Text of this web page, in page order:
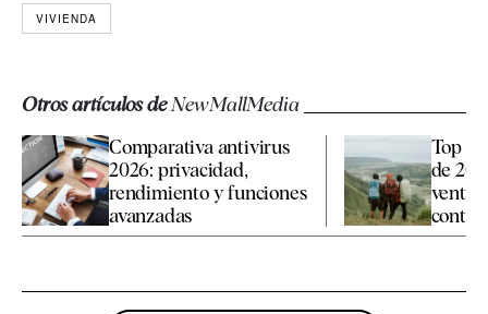
VIVIENDA
Otros artículos deNewMallMedia
Comparativa antivirus
2026: privacidad,
rendimiento y funciones
avanzadas
Top
de